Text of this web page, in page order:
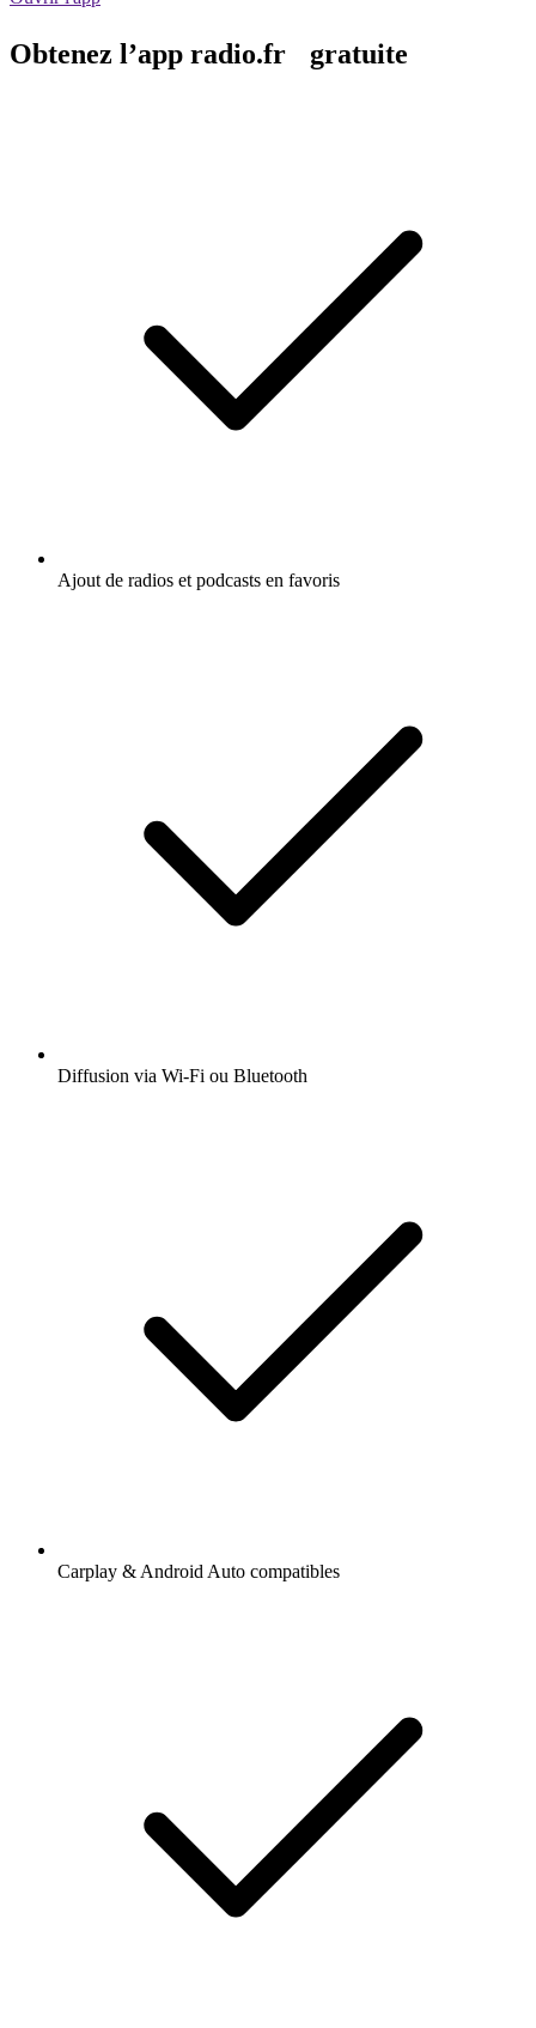
Obtenez l’app radio.fr gratuite
Ajout de radios et podcasts en favoris
Diffusion via Wi-Fi ou Bluetooth
Carplay & Android Auto compatibles